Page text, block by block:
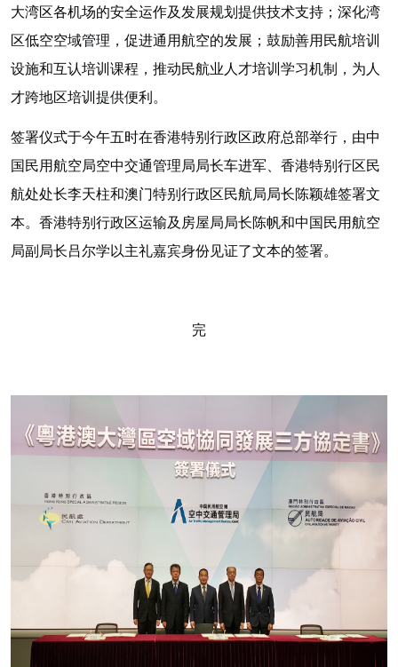
大湾区各机场的安全运作及发展规划提供技术支持；深化湾
区低空空域管理，促进通用航空的发展；鼓励善用民航培训
设施和互认培训课程，推动民航业人才培训学习机制，为人
才跨地区培训提供便利。
签署仪式于今午五时在香港特别行政区政府总部举行，由中
国民用航空局空中交通管理局局长车进军、香港特别行区民
航处处长李天柱和澳门特别行政区民航局局长陈颖雄签署文
本。香港特别行政区运输及房屋局局长陈帆和中国民用航空
局副局长吕尔学以主礼嘉宾身份见证了文本的签署。
完